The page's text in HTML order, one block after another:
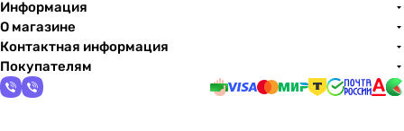
Информация
О магазине
Контактная информация
Покупателям